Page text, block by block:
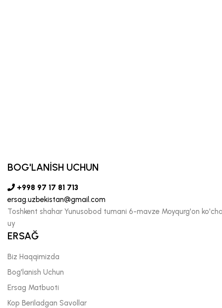
BOG'LANİSH UCHUN
+998 97 17 81 713
ersag.uzbekistan@gmail.com
Toshkent shahar Yunusobod tumani 6-mavze Moyqurg'on
uy
ERSAĞ
Biz Haqqimizda
Bog'lanish Uchun
Ersag Matbuoti
Kop Beriladgan Savollar